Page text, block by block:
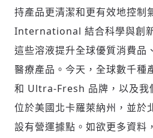
持產品更清潔和更有效地控
International 結合科學與創
這些溶液提升全球優質消費品
醫療產品。今天，全球數千
和 Ultra-Fresh 品牌，以及我
位於美國北卡羅萊納州，並於
設有營運據點。如欲更多資料